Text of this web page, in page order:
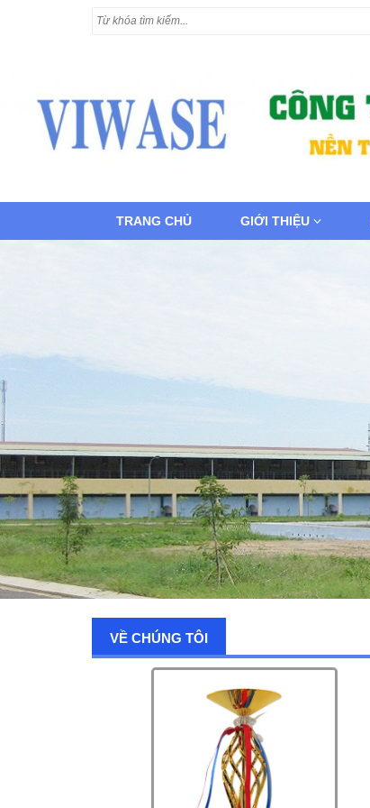
TRANG CHỦ GIỚI THIỆU
VỀ CHÚNG TÔI